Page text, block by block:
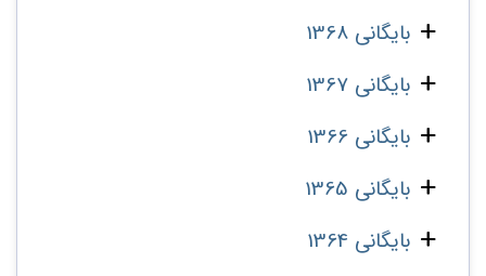
بایگانی 1368
بایگانی 1367
بایگانی 1366
بایگانی 1365
بایگانی 1364